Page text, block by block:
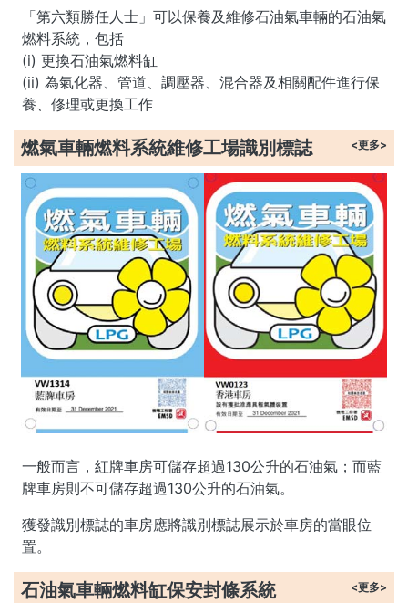
燃氣車輛燃料系統維修工場識別標誌 <更多>
一般而言，紅牌車房可儲存超過130公升的石油氣；而藍
牌車房則不可儲存超過130公升的石油氣。
獲發識別標誌的車房應將識別標誌展示於車房的當眼位
置。
「第六類勝任人士」可以保養及維修石油氣車輛的石油氣
燃料系統，包括
(i) 更換石油氣燃料缸
(ii) 為氣化器、管道、調壓器、混合器及相關配件進行保
養、修理或更換工作
石油氣車輛燃料缸保安封條系統 <更多>